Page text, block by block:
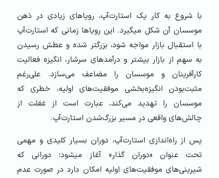
با شروع به کار یک استارت‌آپ، رویاهای زیادی در ذهن
موسسان آن شکل می‏گیرد. این رویاها زمانی که استارت‌آپ
با استقبال بازار مواجه شود، بزرگ‏تر شده و عطش رسیدن
به سهم از بازار بیشتر و درآمدهای سرشار، انگیزه‏‌ فعالیت
کارآفرینان و موسسان را مضاعف می‌‏سازد. علی‏‌رغم
مثبت‌بودن انگیزه‏‌بخشی موفقیت‏‌های اولیه، خطری که
موسسان را تهدید می‏‌کند، عبارت است از غفلت از
چالش‌‏های واقعی در مسیر بزرگ‌شدن استارت‌آپ.
پس از راه‌‏اندازی استارت‌آپ، دوران بسیار کلیدی و مهمی
تحت عنوان «دوران گذار» آغاز می‏شود؛ دورانی که
شیرینی‏‌های موفقیت‌‏های اولیه امکان دارد در صورت عدم